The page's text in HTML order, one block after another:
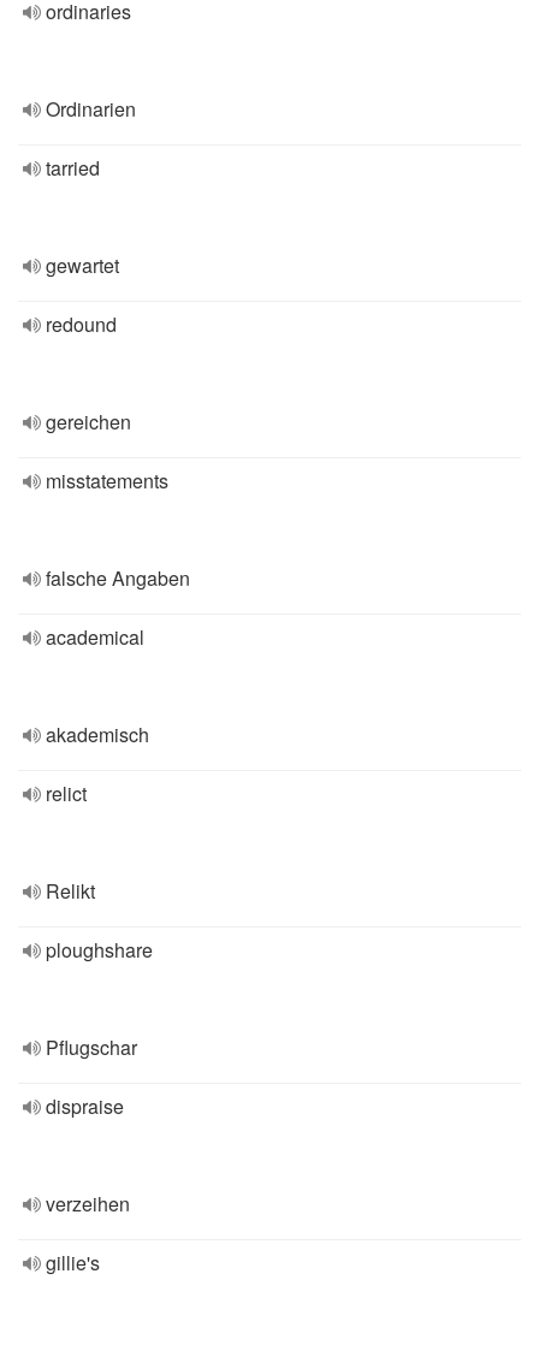
ordinaries
Ordinarien
tarried
gewartet
redound
gereichen
misstatements
falsche Angaben
academical
akademisch
relict
Relikt
ploughshare
Pflugschar
dispraise
verzeihen
gillie's